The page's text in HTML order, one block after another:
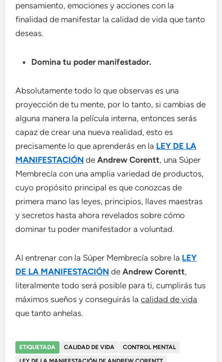
pensamiento, emociones y acciones con la
finalidad de manifestar la calidad de vida que tanto
deseas.
Domina tu poder manifestador.
Absolutamente todo lo que observas es una
proyección de tu mente, por lo tanto, si cambias de
alguna manera la película interna, entonces serás
capaz de crear una nueva realidad, esto es
precisamente lo que aprenderás en la LEY DE LA
MANIFESTACIÓN deAndrew Corentt, una Súper
Membrecía con una amplia variedad de productos,
cuyo propósito principal es que conozcas de
primera mano las leyes, principios, llaves maestras
y secretos hasta ahora revelados sobre cómo
dominar tu poder manifestador a voluntad.
Al entrenar con la Súper Membrecía sobre la LEY
DE LA MANIFESTACIÓN deAndrew Corentt,
literalmente todo será posible para ti, cumplirás tus
máximos sueños y conseguirás lacalidad de vida
que tanto anhelas.
ETIQUETADA CALIDAD DE VIDA
CONTROL MENTAL